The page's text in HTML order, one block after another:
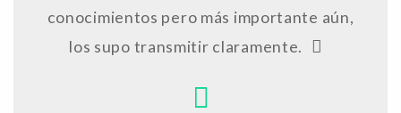
conocimientos pero más importante aún,
los supo transmitir claramente.